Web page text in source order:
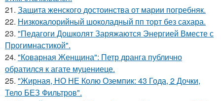
21. Защита женского достоинства от марии погребняк.
22. Низкокалорийный шоколадный пп торт без сахара.
23. "Педагоги Дошколят Заряжаются Энергией Вместе с
Прогимнастикой".
24. "Коварная Женщина": Петр дранга публично
обратился к агате муцениеце.
25. "Жирная, НО НЕ Колю Оземпик: 43 Года, 2 Дочки,
Тело БЕЗ Фильтров".